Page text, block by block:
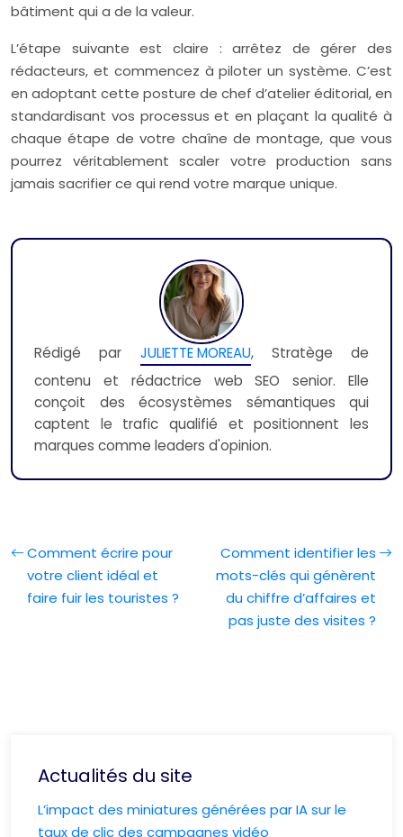
bâtiment qui a de la valeur.
L’étape suivante est claire : arrêtez de gérer des
rédacteurs, et commencez à piloter un système. C’est
en adoptant cette posture de chef d’atelier éditorial, en
standardisant vos processus et en plaçant la qualité à
chaque étape de votre chaîne de montage, que vous
pourrez véritablement scaler votre production sans
jamais sacrifier ce qui rend votre marque unique.
Rédigé par JULIETTE MOREAU, Stratège de
contenu et rédactrice web SEO senior. Elle
conçoit des écosystèmes sémantiques qui
captent le trafic qualifié et positionnent les
marques comme leaders d'opinion.
Comment écrire pour
votre client idéal et
faire fuir les touristes ?
Comment identifier les
mots-clés qui génèrent
du chiffre d’affaires et
pas juste des visites ?
Actualités du site
L’impact des miniatures générées par IA sur le
taux de clic des campagnes vidéo